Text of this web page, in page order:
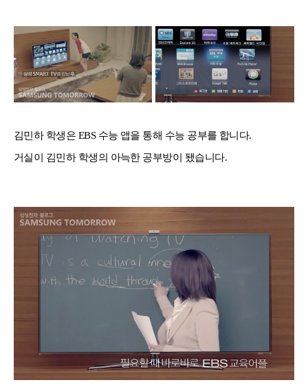
김민하 학생은 EBS 수능 앱을 통해 수능 공부를 합니다.
거실이 김민하 학생의 아늑한 공부방이 됐습니다.